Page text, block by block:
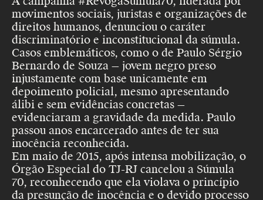
movimentos sociais, juristas e organizações de
direitos humanos, denunciou o caráter
discriminatório e inconstitucional da súmula.
Casos emblemáticos, como o de Paulo Sérgio
Bernardo de Souza — jovem negro preso
injustamente com base unicamente em
depoimento policial, mesmo apresentando
álibi e sem evidências concretas —
evidenciaram a gravidade da medida. Paulo
passou anos encarcerado antes de ter sua
inocência reconhecida.
Em maio de 2015, após intensa mobilização, o
Órgão Especial do TJ-RJ cancelou a Súmula
70, reconhecendo que ela violava o princípio
da presunção de inocência e o devido processo